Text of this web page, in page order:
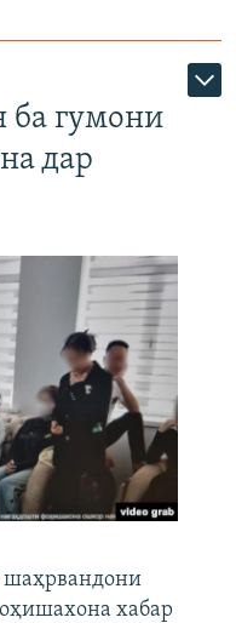
ба гумони
дар
шаҳрвандони
хабар